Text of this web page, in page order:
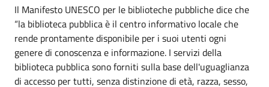
Il Manifesto UNESCO per le biblioteche pubbliche dice che
“la biblioteca pubblica è il centro informativo locale che
rende prontamente disponibile per i suoi utenti ogni
genere di conoscenza e informazione. I servizi della
biblioteca pubblica sono forniti sulla base dell'uguaglianza
di accesso per tutti, senza distinzione di età, razza, sesso,